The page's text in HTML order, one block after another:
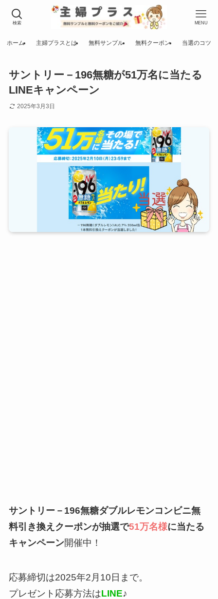
検索 MENU
ホーム 主婦プラスとは 無料サンプル 無料クーポン 当選のコツ
サントリー－196無糖が51万名に当たる
LINEキャンペーン
2025年3月3日
サントリー－196無糖ダブルレモンコンビニ無
料引き換えクーポンが抽選で51万名様に当たる
キャンペーン開催中！
応募締切は2025年2月10日まで。
プレゼント応募方法はLINE♪